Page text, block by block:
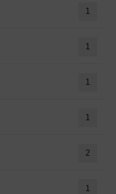
1
1
1
1
2
1